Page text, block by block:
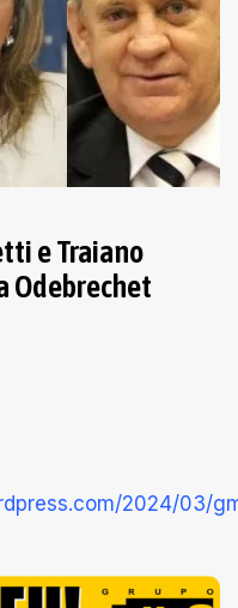
e Traiano
Odebrechet